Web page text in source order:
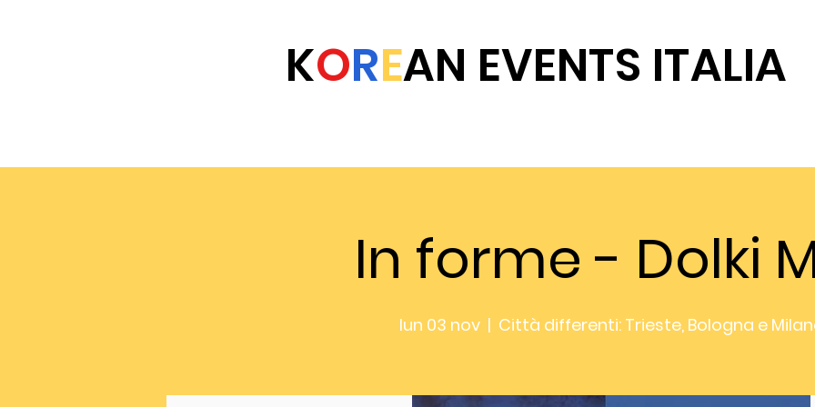
KOREAN EVENTS ITALIA
In forme - Dolki
lun 03 nov
  |
Città differenti: Trieste, Bologna e